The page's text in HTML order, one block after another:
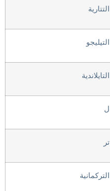
التتارية
التيليجو
التايلاندية
ل
تر
التركمانية